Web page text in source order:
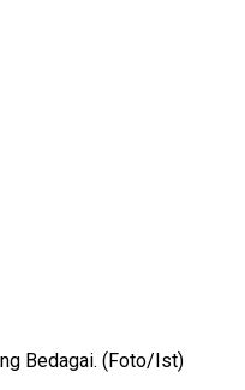
Bedagai. (Foto/Ist)